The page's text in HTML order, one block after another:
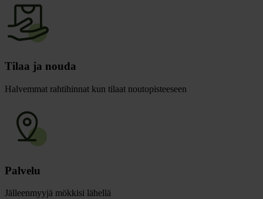
Tilaa ja nouda
Halvemmat rahtihinnat kun tilaat noutopisteeseen
Palvelu
Jälleenmyyjä mökkisi lähellä